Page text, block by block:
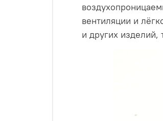
вентиляции и
и других